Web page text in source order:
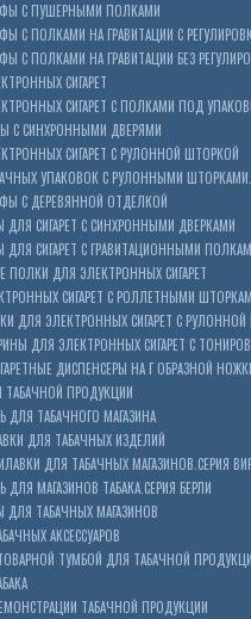
С ПУШЕРНЫМИ ПОЛКАМИ
С ПОЛКАМИ НА ГРАВИТАЦИИ С
С ПОЛКАМИ НА ГРАВИТАЦИИ БЕЗ
СИГАРЕТ
СИГАРЕТ С ПОЛКАМИ ПОД
С СИНХРОННЫМИ ДВЕРЯМИ
СИГАРЕТ С РУЛОННОЙ ШТОРКОЙ
УПАКОВОК С РУЛОННЫМИ ШТОРКАМИ.
С ДЕРЕВЯННОЙ ОТДЕЛКОЙ
СИГАРЕТ С СИНХРОННЫМИ ДВЕРКАМИ
СИГАРЕТ С ГРАВИТАЦИОННЫМИ
ПОЛКИ ДЛЯ ЭЛЕКТРОННЫХ СИГАРЕТ
СИГАРЕТ С РОЛЛЕТНЫМИ
ДЛЯ ЭЛЕКТРОННЫХ СИГАРЕТ С
ДЛЯ ЭЛЕКТРОННЫХ СИГАРЕТ С
ДИСПЕНСЕРЫ НА Г ОБРАЗНОЙ
ПРОДУКЦИИ
ДЛЯ ТАБАЧНОГО МАГАЗИНА
ДЛЯ ТАБАЧНЫХ ИЗДЕЛИЙ
ДЛЯ ТАБАЧНЫХ МАГАЗИНОВ.СЕРИЯ
ДЛЯ МАГАЗИНОВ ТАБАКА.СЕРИЯ БЕРЛИ
ДЛЯ ТАБАЧНЫХ МАГАЗИНОВ
АКСЕССУАРОВ
ТУМБОЙ ДЛЯ ТАБАЧНОЙ
ТАБАЧНОЙ ПРОДУКЦИИ